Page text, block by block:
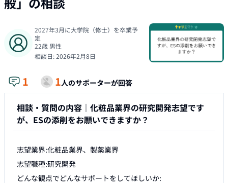
2027年3月に大学院（修士）を卒業予
定
22歳 男性
相談日:2026年2月8日
1 1人のサポーターが回答
相談・質問の内容｜ 化粧品業界の研究開発志望です
が、ESの添削をお願いできますか？
志望業界:化粧品業界、製薬業界
志望職種:研究開発
どんな観点でどんなサポートをしてほしいか: